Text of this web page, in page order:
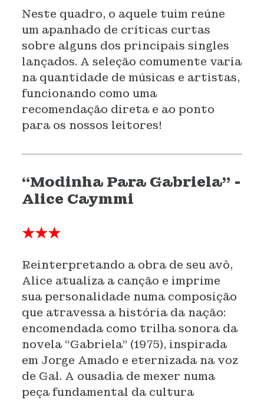
Neste quadro, o aquele tuim reúne
um apanhado de críticas curtas
sobre alguns dos principais singles
lançados. A seleção comumente varia
na quantidade de músicas e artistas,
funcionando como uma
recomendação direta e ao ponto
para os nossos leitores!
“Modinha Para Gabriela” -
Alice Caymmi
★★★
Reinterpretando a obra de seu avô,
Alice atualiza a canção e imprime
sua personalidade numa composição
que atravessa a história da nação:
encomendada como trilha sonora da
novela “Gabriela” (1975), inspirada
em Jorge Amado e eternizada na voz
de Gal. A ousadia de mexer numa
peça fundamental da cultura